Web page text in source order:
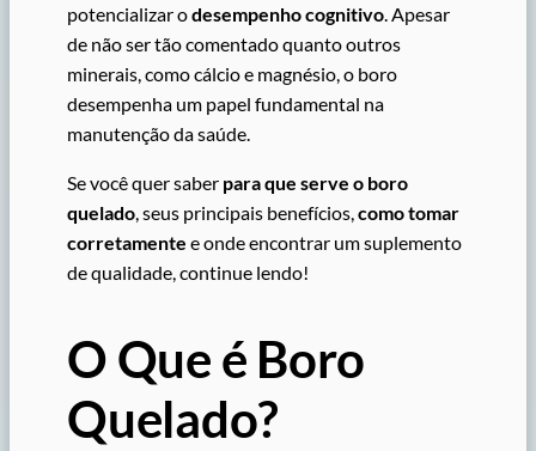
potencializar odesempenho cognitivo. Apesar
de não ser tão comentado quanto outros
minerais, como cálcio e magnésio, o boro
desempenha um papel fundamental na
manutenção da saúde.
Se você quer saber para que serve o boro
quelado, seus principais benefícios,como tomar
corretamente e onde encontrar um suplemento
de qualidade, continue lendo!
O Que é Boro
Quelado?